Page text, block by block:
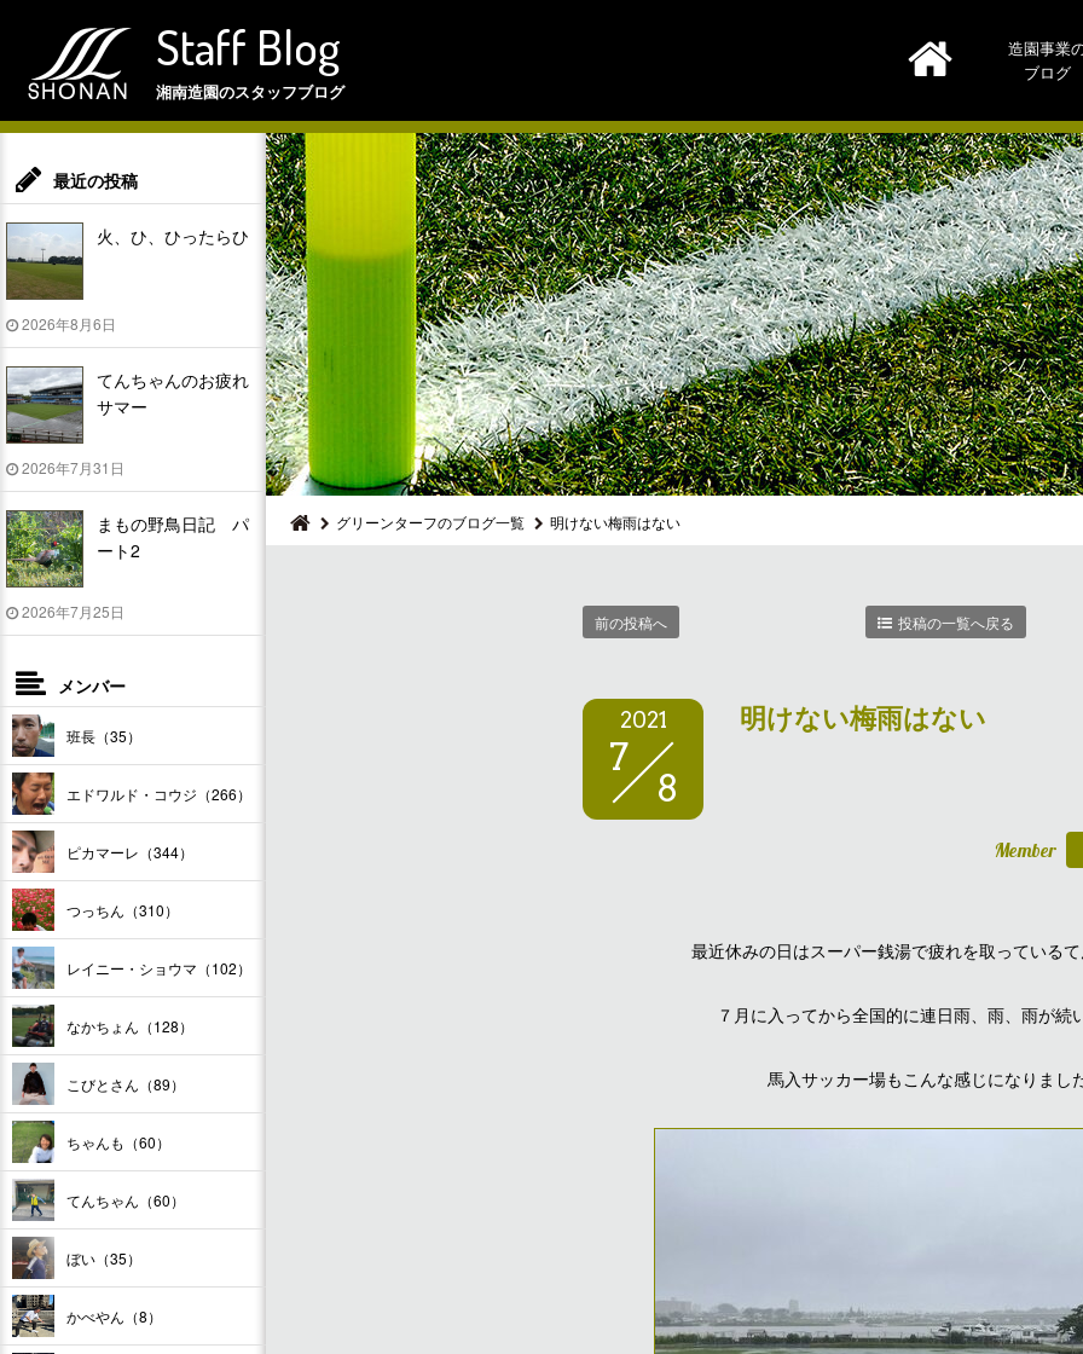
Staff Blog
湘南造園のスタッフブログ
造園事業
ブログ
グリーンターフのブログ一覧 明けない梅雨はない
前の投稿へ 投稿の一覧へ戻る
2021
7
8
明けない梅雨はない
Member
最近休みの日はスーパー銭湯で疲れを取っている
７月に入ってから全国的に連日雨、雨、雨が続
馬入サッカー場もこんな感じになりまし
最近の投稿
火、ひ、ひったらひ
2026年8月6日
てんちゃんのお疲れ
サマー
2026年7月31日
まもの野鳥日記 パ
ート2
2026年7月25日
メンバー
班長（35）
エドワルド・コウジ（266）
ピカマーレ（344）
つっちん（310）
レイニー・ショウマ（102）
なかちょん（128）
こびとさん（89）
ちゃんも（60）
てんちゃん（60）
ぼい（35）
かべやん（8）